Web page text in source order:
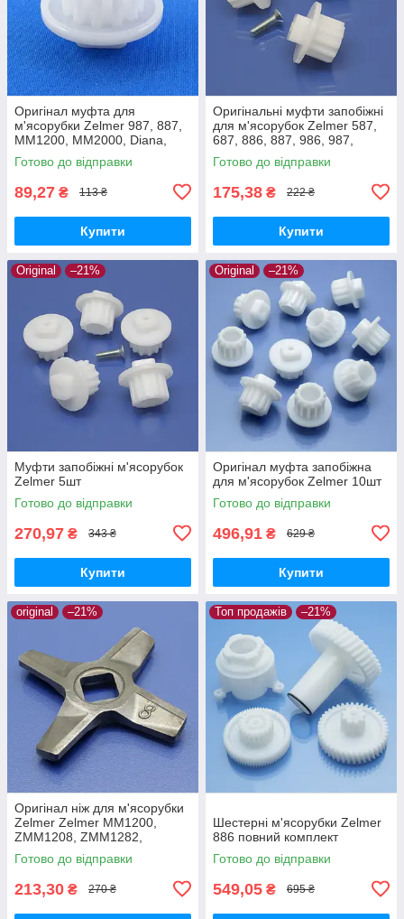
Оригінал муфта для
м'ясорубки Zelmer 987, 887,
MM1200, MM2000, Diana,
Expressive, ZMM5548W,
ZMM1589, ZMM2088
Готово до відправки
89,27 ₴ 113 ₴
Купити
Оригінальні муфти запобіжні
для м'ясорубок Zelmer 587,
687, 886, 887, 986, 987,
MM1200, MM1000, MM2000
Готово до відправки
175,38 ₴ 222 ₴
Купити
Original –21%
Муфти запобіжні м'ясорубок
Zelmer 5шт
Готово до відправки
270,97 ₴ 343 ₴
Купити
Original –21%
Оригінал муфта запобіжна
для м'ясорубок Zelmer 10шт
Готово до відправки
496,91 ₴ 629 ₴
Купити
original –21%
Оригінал ніж для м'ясорубки
Zelmer Zelmer MM1200,
ZMM1208, ZMM1282,
ZMM1283, ZMM1284,
ZMM1288, ZMM1289,
Готово до відправки
213,30 ₴ 270 ₴
Топ продажів –21%
Шестерні м'ясорубки Zelmer
886 повний комплект
Готово до відправки
549,05 ₴ 695 ₴